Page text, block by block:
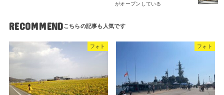
がオープンしている
RECOMMEND
フォト フォト